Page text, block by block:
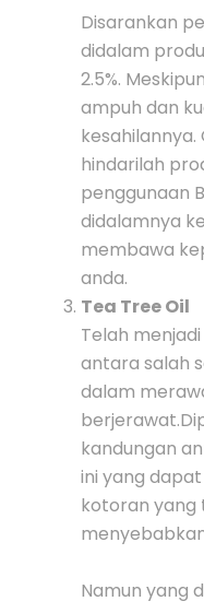
Disarankan
didalam
2.5%.
ampuh dan
kesahilannya.
hindarilah
penggunaan
didalamnya
membawa
anda.
Tea Tree Oil
Telah
antara salah
dalam
kandungan
ini yang
kotoran yang
Namun yang